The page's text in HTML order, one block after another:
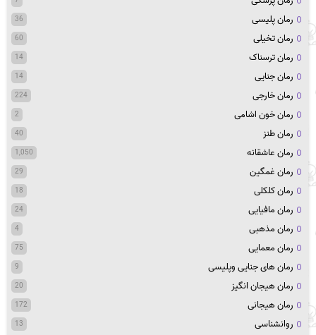
رمان پلیسی 36
رمان تخیلی 60
رمان ترسناک 14
رمان جنایی 14
رمان خارجی 224
رمان خون اشامی 2
رمان طنز 40
رمان عاشقانه 1,050
رمان غمگین 29
رمان کلکلی 18
رمان مافیایی 24
رمان مذهبی 4
رمان معمایی 75
رمان های جنایی وپلیسی 9
رمان هیجان انگیز 20
رمان هیجانی 172
روانشناسی 13